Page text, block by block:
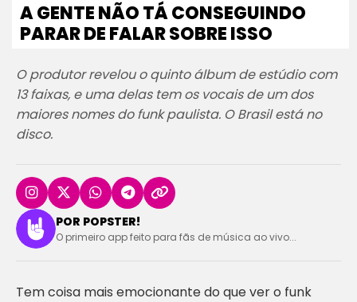
A GENTE NÃO TÁ CONSEGUINDO
PARAR DE FALAR SOBRE ISSO
O produtor revelou o quinto álbum de estúdio com
13 faixas, e uma delas tem os vocais de um dos
maiores nomes do funk paulista. O Brasil está no
disco.
POR POPSTER!
O primeiro app feito para fãs de música ao vivo...
Tem coisa mais emocionante do que ver o funk